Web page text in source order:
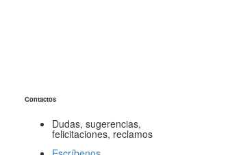
Contactos
Dudas, sugerencias,
felicitaciones, reclamos